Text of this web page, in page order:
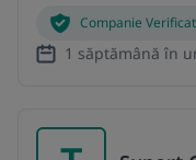
Companie
1 săptămână în